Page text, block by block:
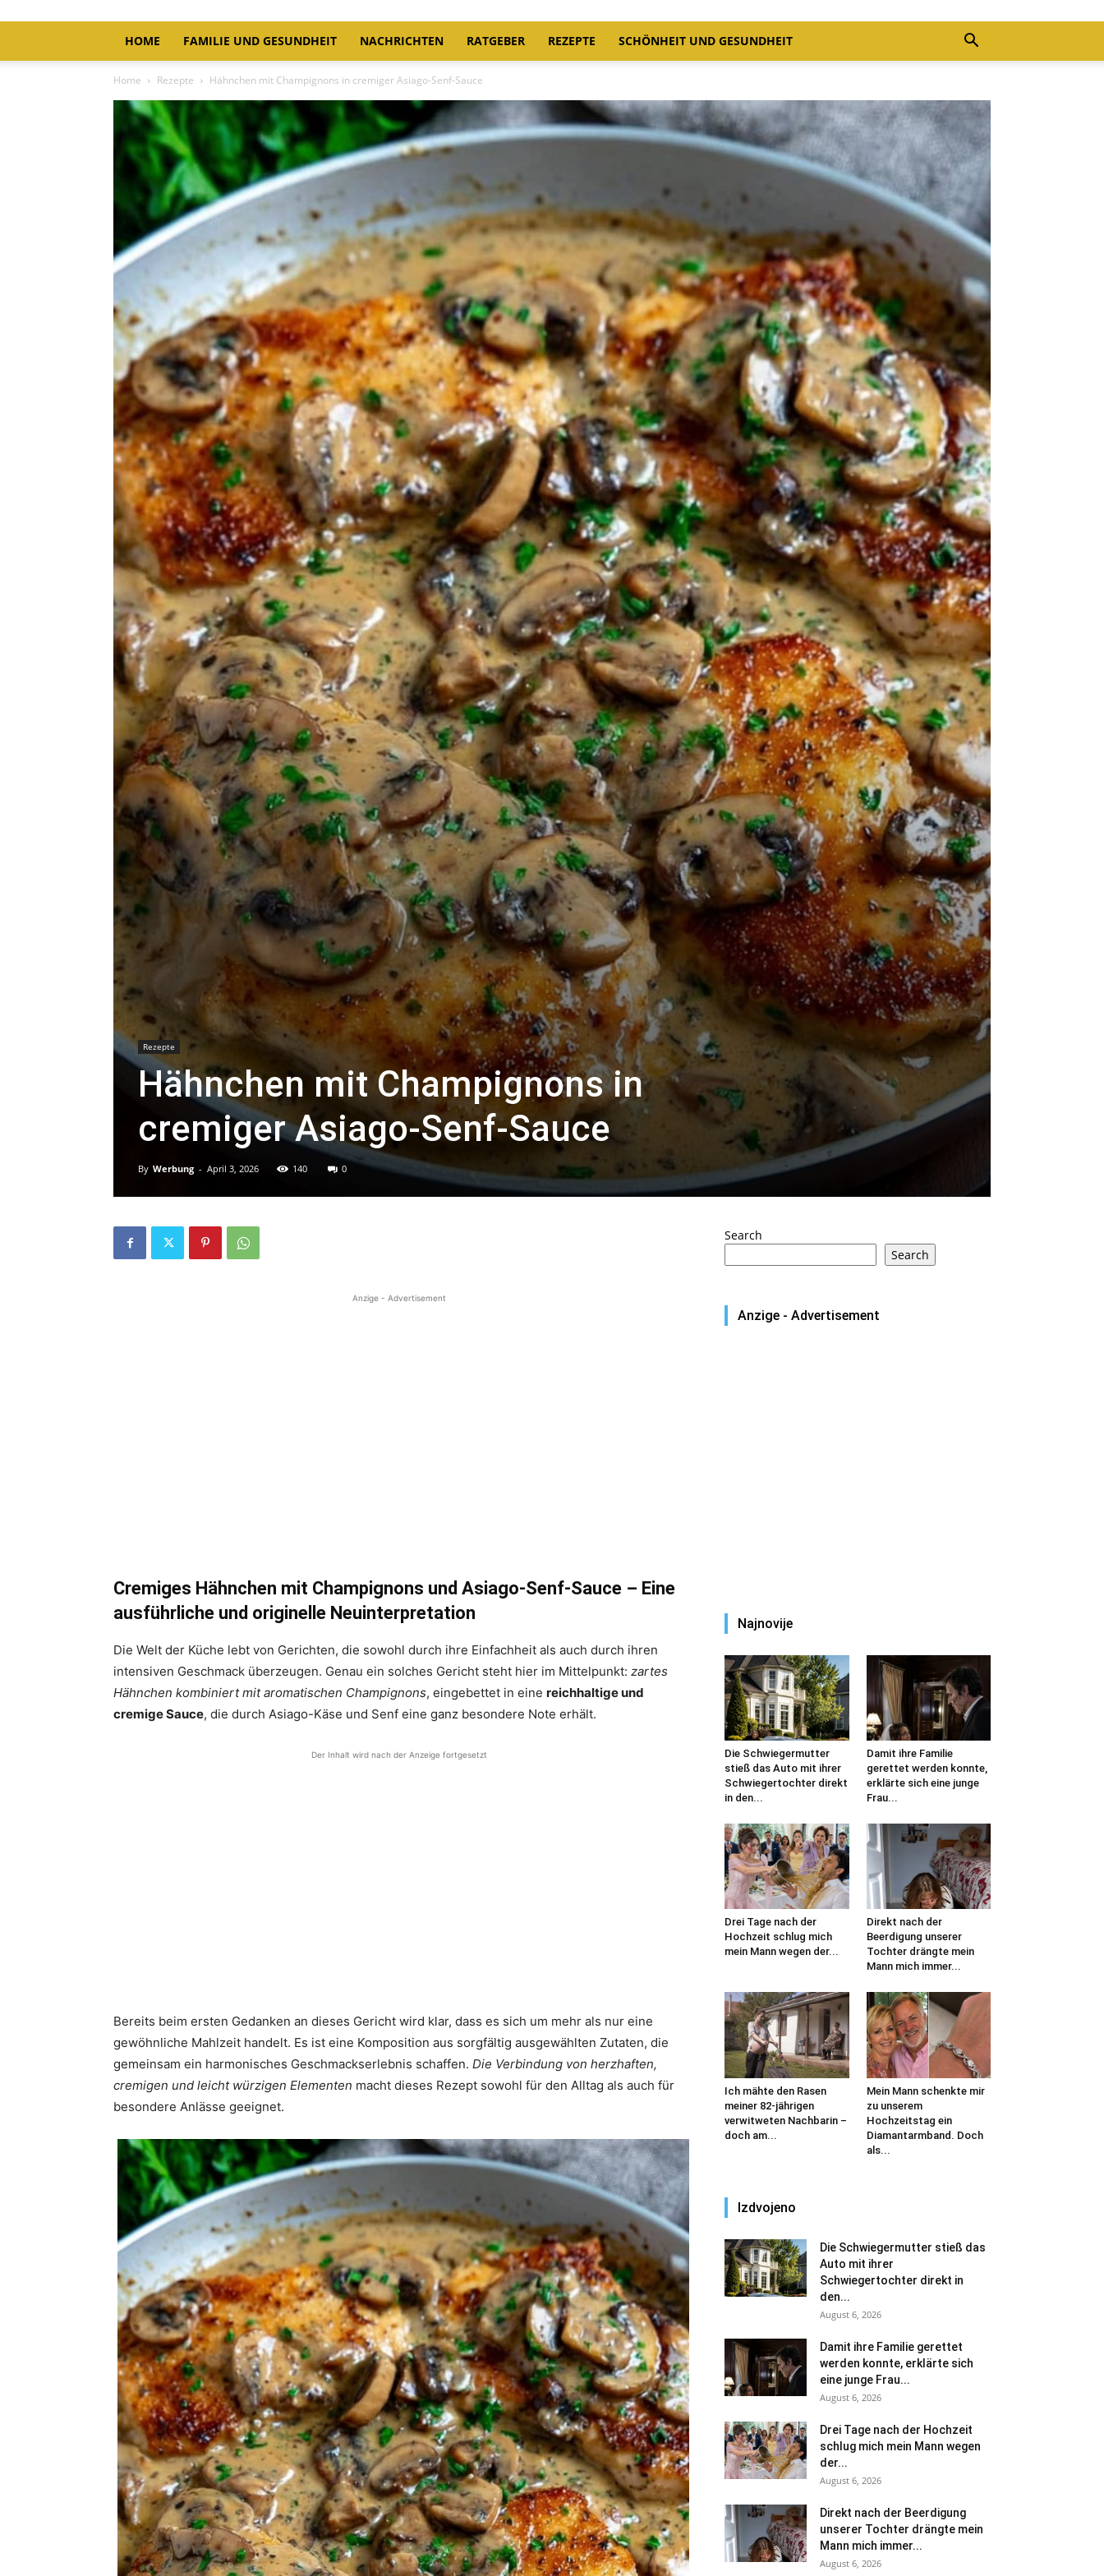
HOME FAMILIE UND GESUNDHEIT NACHRICHTEN RATGEBER REZEPTE SCHÖNHEIT UND GESUNDHEIT
Home Rezepte Hähnchen mit Champignons in cremiger Asiago-Senf-Sauce
Rezepte
Hähnchen mit Champignons in
cremiger Asiago-Senf-Sauce
By Werbung - April 3, 2026 140 0
Anzige - Advertisement
Cremiges Hähnchen mit Champignons und Asiago-Senf-Sauce – Eine
ausführliche und originelle Neuinterpretation
Die Welt der Küche lebt von Gerichten, die sowohl durch ihre Einfachheit als auch durch ihren
intensiven Geschmack überzeugen. Genau ein solches Gericht steht hier im Mittelpunkt: zartes
Hähnchen kombiniert mit aromatischen Champignons, eingebettet in eine reichhaltige und
cremige Sauce, die durch Asiago-Käse und Senf eine ganz besondere Note erhält.
Der Inhalt wird nach der Anzeige fortgesetzt
Bereits beim ersten Gedanken an dieses Gericht wird klar, dass es sich um mehr als nur eine
gewöhnliche Mahlzeit handelt. Es ist eine Komposition aus sorgfältig ausgewählten Zutaten, die
gemeinsam ein harmonisches Geschmackserlebnis schaffen. Die Verbindung von herzhaften,
cremigen und leicht würzigen Elementen macht dieses Rezept sowohl für den Alltag als auch für
besondere Anlässe geeignet.
Search
Search
Anzige - Advertisement
Najnovije
Die Schwiegermutter
stieß das Auto mit ihrer
Schwiegertochter direkt
in den...
Damit ihre Familie
gerettet werden konnte,
erklärte sich eine junge
Frau...
Drei Tage nach der
Hochzeit schlug mich
mein Mann wegen der...
Direkt nach der
Beerdigung unserer
Tochter drängte mein
Mann mich immer...
Ich mähte den Rasen
meiner 82-jährigen
verwitweten Nachbarin –
doch am...
Mein Mann schenkte mir
zu unserem
Hochzeitstag ein
Diamantarmband. Doch
als...
Izdvojeno
Die Schwiegermutter stieß das
Auto mit ihrer
Schwiegertochter direkt in
den...
August 6, 2026
Damit ihre Familie gerettet
werden konnte, erklärte sich
eine junge Frau...
August 6, 2026
Drei Tage nach der Hochzeit
schlug mich mein Mann wegen
der...
August 6, 2026
Direkt nach der Beerdigung
unserer Tochter drängte mein
Mann mich immer...
August 6, 2026